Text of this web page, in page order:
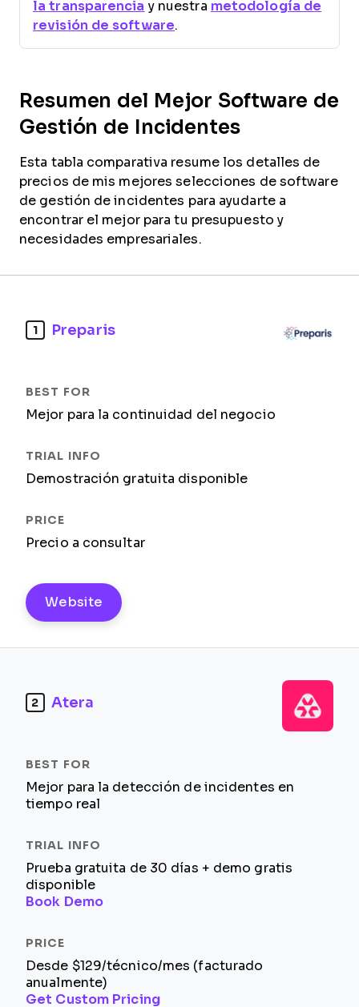
la transparencia y nuestra metodología de
revisión de software.
Resumen del Mejor Software de
Gestión de Incidentes
Esta tabla comparativa resume los detalles de
precios de mis mejores selecciones de software
de gestión de incidentes para ayudarte a
encontrar el mejor para tu presupuesto y
necesidades empresariales.
1 Preparis
Mejor para la continuidad del negocio
Demostración gratuita disponible
Precio a consultar
Website
2 Atera
Mejor para la detección de incidentes en
tiempo real
Prueba gratuita de 30 días + demo gratis
disponible
Book Demo
Desde $129/técnico/mes (facturado
anualmente)
Get Custom Pricing